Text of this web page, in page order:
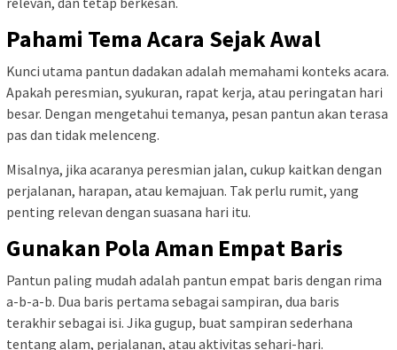
Pahami Tema Acara Sejak Awal
Kunci utama pantun dadakan adalah memahami konteks acara.
Apakah peresmian, syukuran, rapat kerja, atau peringatan hari
besar. Dengan mengetahui temanya, pesan pantun akan terasa
pas dan tidak melenceng.
Misalnya, jika acaranya peresmian jalan, cukup kaitkan dengan
perjalanan, harapan, atau kemajuan. Tak perlu rumit, yang
penting relevan dengan suasana hari itu.
Gunakan Pola Aman Empat Baris
Pantun paling mudah adalah pantun empat baris dengan rima
a-b-a-b. Dua baris pertama sebagai sampiran, dua baris
terakhir sebagai isi. Jika gugup, buat sampiran sederhana
tentang alam, perjalanan, atau aktivitas sehari-hari.